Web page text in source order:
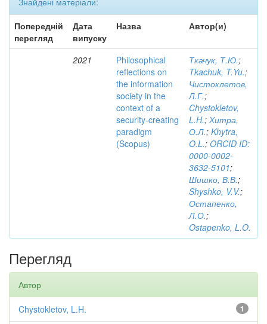
Попередній
перегляд
Дата
випуску
Назва Автор(и)
2021
Philosophical
reflections on
the information
society in the
context of a
security-creating
paradigm
(Scopus)
Ткачук, Т.Ю.;
Tkachuk, T.Yu.;
Чистоклетов,
Л.Г.;
Chystokletov,
L.H.; Хитра,
О.Л.; Khytra,
O.L.; ORCID ID:
0000-0002-
3632-5101;
Шишко, В.В.;
Shyshko, V.V.;
Остапенко,
Л.О.;
Ostapenko, L.O.
Перегляд
Автор
1
Chystokletov, L.H.